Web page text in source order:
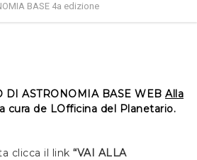
BASE 4a edizione
DI ASTRONOMIA BASE WEB Alla
a cura de LOfficina del Planetario.
clicca il link “VAI ALLA